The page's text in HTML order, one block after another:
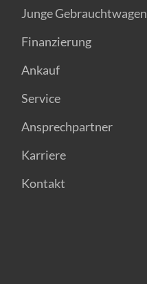
Junge Gebrauchtwagen
Finanzierung
Ankauf
Service
Ansprechpartner
Karriere
Kontakt